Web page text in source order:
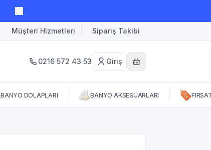
Müşteri Hizmetleri Sipariş Takibi
0216 572 43 53 Giriş
BANYO DOLAPLARI BANYO AKSESUARLARI